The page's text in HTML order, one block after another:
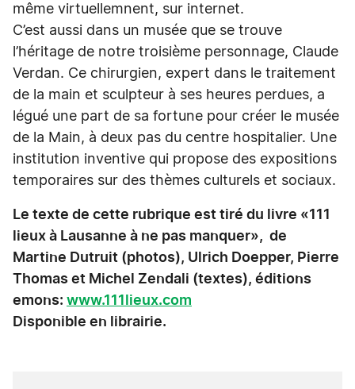
même virtuellemnent, sur internet.
C’est aussi dans un musée que se trouve
l’héritage de notre troisième personnage, Claude
Verdan. Ce chirurgien, expert dans le traitement
de la main et sculpteur à ses heures perdues, a
légué une part de sa fortune pour créer le musée
de la Main, à deux pas du centre hospitalier. Une
institution inventive qui propose des expositions
temporaires sur des thèmes culturels et sociaux.
Le texte de cette rubrique est tiré du livre «111
lieux à Lausanne à ne pas manquer», de
Martine Dutruit (photos), Ulrich Doepper, Pierre
Thomas et Michel Zendali (textes), éditions
emons: www.111lieux.com
Disponible en librairie.